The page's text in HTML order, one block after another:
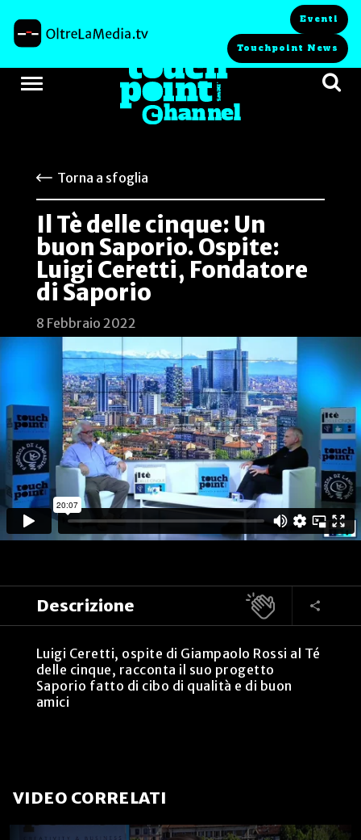
Eventi
Touchpoint News
Torna a sfoglia
Il Tè delle cinque: Un
buon Saporio. Ospite:
Luigi Ceretti, Fondatore
di Saporio
8 Febbraio 2022
Descrizione
Luigi Ceretti, ospite di Giampaolo Rossi al Té
delle cinque, racconta il suo progetto
Saporio fatto di cibo di qualità e di buon
amici
VIDEO CORRELATI